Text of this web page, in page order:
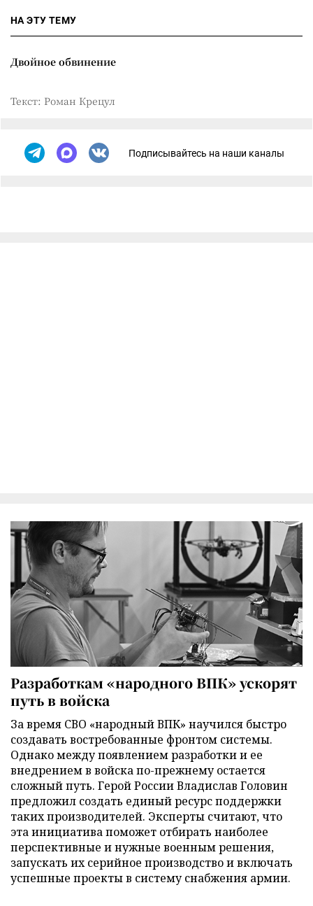
НА ЭТУ ТЕМУ
Двойное обвинение
Текст: Роман Крецул
Подписывайтесь на наши каналы
Разработкам «народного ВПК» ускорят
путь в войска
За время СВО «народный ВПК» научился быстро
создавать востребованные фронтом системы.
Однако между появлением разработки и ее
внедрением в войска по-прежнему остается
сложный путь. Герой России Владислав Головин
предложил создать единый ресурс поддержки
таких производителей. Эксперты считают, что
эта инициатива поможет отбирать наиболее
перспективные и нужные военным решения,
запускать их серийное производство и включать
успешные проекты в систему снабжения армии.